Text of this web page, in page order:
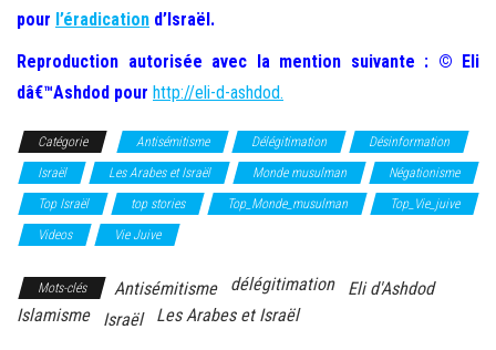
pour l’éradication d’Israël.
Reproduction autorisée avec la mention suivante : © Eli
dâ€™Ashdod pour http://eli-d-ashdod.
Catégorie Antisémitisme Délégitimation
Désinformation
Israël
Les Arabes et Israël Monde musulman
Négationisme
Top Israël
top stories Top_Monde_musulman
Top_Vie_juive
Videos
Vie Juive
Mots-clés Antisémitisme délégitimation
Eli d'Ashdod
Islamisme
Israël Les Arabes et Israël